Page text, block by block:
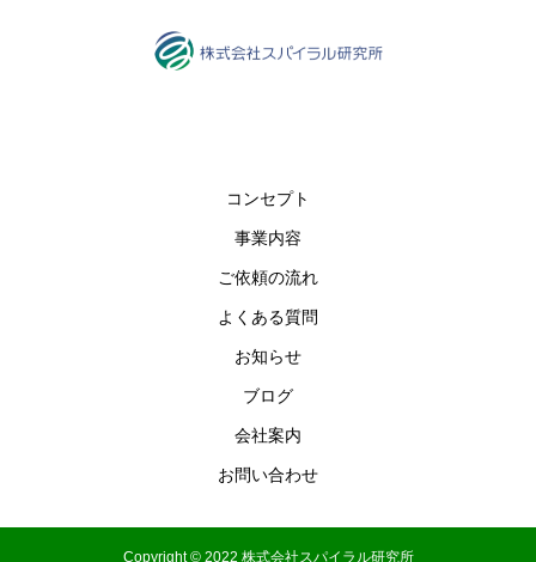
コンセプト
事業内容
ご依頼の流れ
よくある質問
お知らせ
ブログ
会社案内
お問い合わせ
Copyright © 2022 株式会社スパイラル研究所